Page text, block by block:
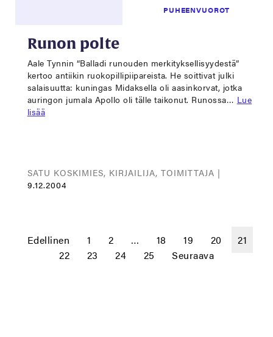
PUHEENVUOROT
Runon polte
Aale Tynnin “Balladi runouden merkityksellisyydestä”
kertoo antiikin ruokopillipiipareista. He soittivat julki
salaisuutta: kuningas Midaksella oli aasinkorvat, jotka
auringon jumala Apollo oli tälle taikonut. Runossa… Lue
lisää
SATU KOSKIMIES, KIRJAILIJA, TOIMITTAJA |
9.12.2004
Edellinen 1 2 … 18 19 20
21
22
23 24 25 Seuraava